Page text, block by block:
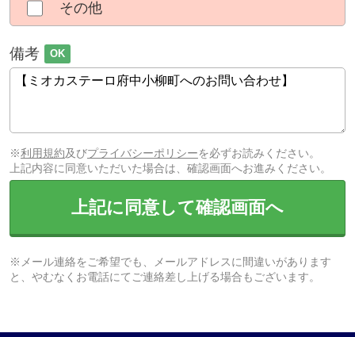
その他
備考 OK
※利用規約及びプライバシーポリシーを必ずお読みください。
上記内容に同意いただいた場合は、確認画面へお進みください。
上記に同意して確認画面へ
※メール連絡をご希望でも、メールアドレスに間違いがあります
と、やむなくお電話にてご連絡差し上げる場合もございます。